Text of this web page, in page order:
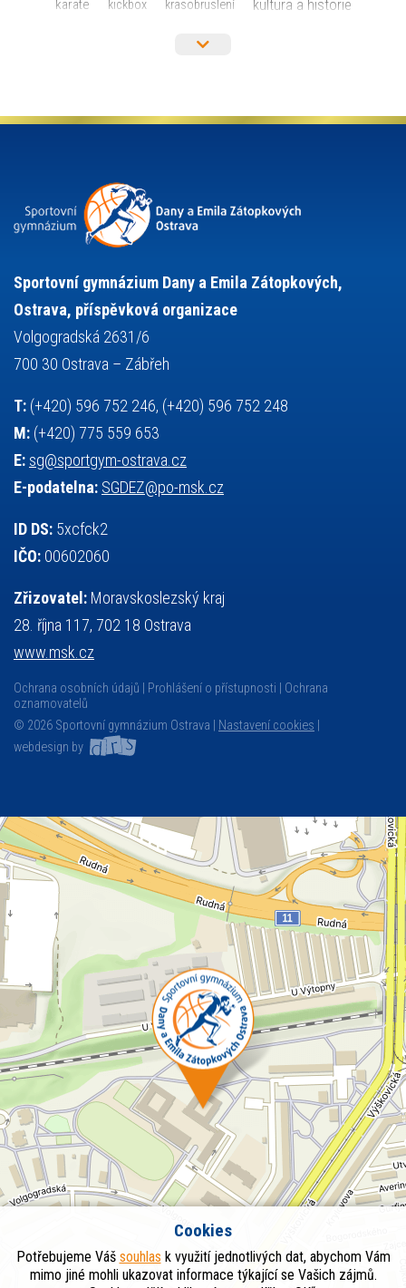
karate
kickbox krasobruslení
kultura a historie
olympiáda dětí a mládeže organizace plavání
snowboarding
sportovní gymnastika sportovní lezení
stolní tenis střelba
teorie sportovní přípravy
tělesná výchova
událost
volejbal
vybavení vysvědčení vzpírání
výuka všesportovní výcvikový kurz
základy společenských věd
Sportovní gymnázium Dany a Emila Zátopkových,
Ostrava, příspěvková organizace
Volgogradská 2631/6
700 30 Ostrava – Zábřeh
T: (+420) 596 752 246, (+420) 596 752 248
M: (+420) 775 559 653
E: sg@sportgym-ostrava.cz
E-podatelna: SGDEZ@po-msk.cz
ID DS: 5xcfck2
IČO: 00602060
Zřizovatel: Moravskoslezský kraj
28. října 117, 702 18 Ostrava
www.msk.cz
Ochrana osobních údajů Prohlášení o přístupnosti
Ochrana
oznamovatelů
© 2026 Sportovní gymnázium Ostrava |
Nastavení cookies
webdesign by
Cookies
Potřebujeme Váš souhlas k využití jednotlivých dat, abychom Vám
mimo jiné mohli ukazovat informace týkající se Vašich zájmů.